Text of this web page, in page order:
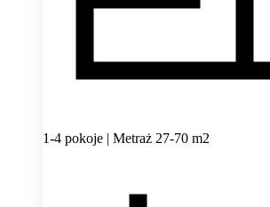
1-4 pokoje | Metraż 27-70 m2